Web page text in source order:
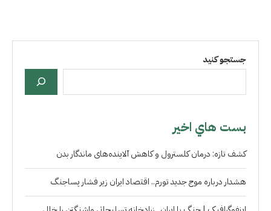
جستجو کنید
بست هاي اخير
کشف تازه: درمان کلسترول و کاهش آلاینده‌های ماندگار بدن
هشدار درباره موج جدید تورم.. اقتصاد ایران زیر فشار پساجنگ